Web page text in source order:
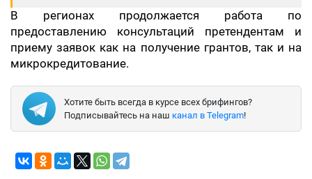
В регионах продолжается работа по
предоставлению консультаций претендентам и
приему заявок как на получение грантов, так и на
микрокредитование.
Хотите быть всегда в курсе всех брифингов?
Подписывайтесь на наш канал в Telegram!